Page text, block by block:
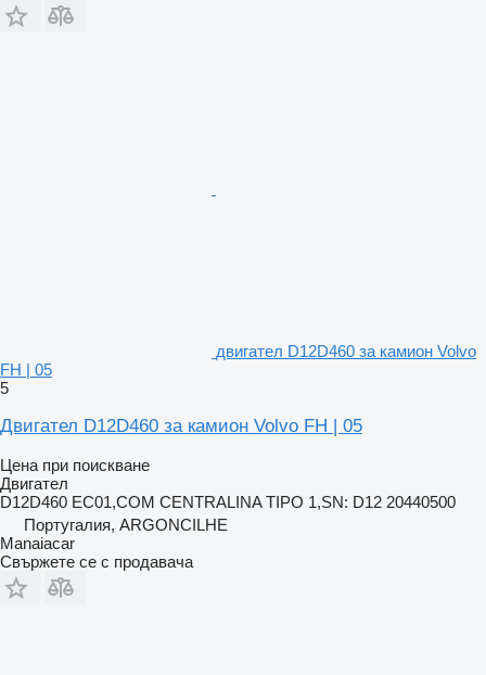
двигател D12D460 за камион Volvo
FH | 05
5
Двигател D12D460 за камион Volvo FH | 05
Цена при поискване
Двигател
D12D460 EC01,COM CENTRALINA TIPO 1,SN: D12 20440500
Португалия, ARGONCILHE
Manaiacar
Свържете се с продавача